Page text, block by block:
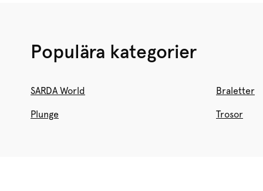
Populära kategorier
SARDA World Braletter
Plunge Trosor